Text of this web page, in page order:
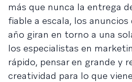
más que nunca la entrega
fiable a escala, los
año giran en torno a una
los especialistas en
rápido, pensar en grande y
creatividad para lo que